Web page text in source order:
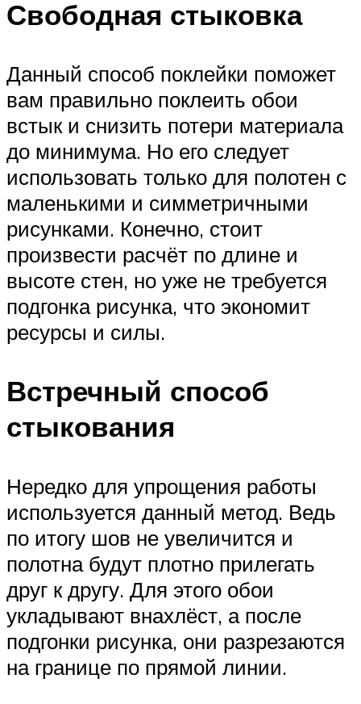
Свободная стыковка
Данный способ поклейки поможет
вам правильно поклеить обои
встык и снизить потери материала
до минимума. Но его следует
использовать только для полотен с
маленькими и симметричными
рисунками. Конечно, стоит
произвести расчёт по длине и
высоте стен, но уже не требуется
подгонка рисунка, что экономит
ресурсы и силы.
Встречный способ
стыкования
Нередко для упрощения работы
используется данный метод. Ведь
по итогу шов не увеличится и
полотна будут плотно прилегать
друг к другу. Для этого обои
укладывают внахлёст, а после
подгонки рисунка, они разрезаются
на границе по прямой линии.